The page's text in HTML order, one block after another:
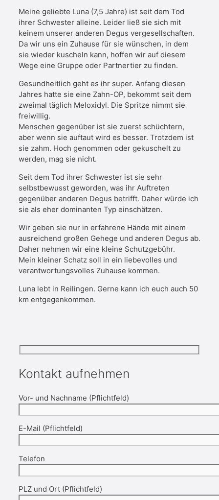
Meine geliebte Luna (7,5 Jahre) ist seit dem Tod
ihrer Schwester alleine. Leider ließ sie sich mit
keinem unserer anderen Degus vergesellschaften.
Da wir uns ein Zuhause für sie wünschen, in dem
sie wieder kuscheln kann, hoffen wir auf diesem
Wege eine Gruppe oder Partnertier zu finden.
Gesundheitlich geht es ihr super. Anfang diesen
Jahres hatte sie eine Zahn-OP, bekommt seit dem
zweimal täglich Meloxidyl. Die Spritze nimmt sie
freiwillig.
Menschen gegenüber ist sie zuerst schüchtern,
aber wenn sie auftaut wird es besser. Trotzdem ist
sie zahm. Hoch genommen oder gekuschelt zu
werden, mag sie nicht.
Seit dem Tod ihrer Schwester ist sie sehr
selbstbewusst geworden, was ihr Auftreten
gegenüber anderen Degus betrifft. Daher würde ich
sie als eher dominanten Typ einschätzen.
Wir geben sie nur in erfahrene Hände mit einem
ausreichend großen Gehege und anderen Degus ab.
Daher nehmen wir eine kleine Schutzgebühr.
Mein kleiner Schatz soll in ein liebevolles und
verantwortungsvolles Zuhause kommen.
Luna lebt in Reilingen. Gerne kann ich euch auch 50
km entgegenkommen.
Kontakt aufnehmen
Vor- und Nachname (Pflichtfeld)
E-Mail (Pflichtfeld)
Telefon
PLZ und Ort (Pflichtfeld)